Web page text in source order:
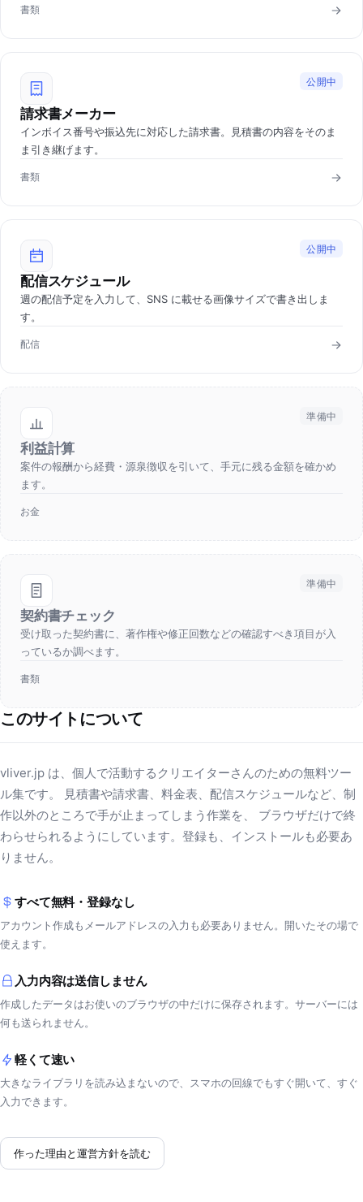
書類
公開中
請求書メーカー
インボイス番号や振込先に対応した請求書。見積書の内容をそのま
ま引き継げます。
書類
公開中
配信スケジュール
週の配信予定を入力して、SNS に載せる画像サイズで書き出しま
す。
配信
準備中
利益計算
案件の報酬から経費・源泉徴収を引いて、手元に残る金額を確かめ
ます。
お金
準備中
契約書チェック
受け取った契約書に、著作権や修正回数などの確認すべき項目が入
っているか調べます。
書類
このサイトについて
vliver.jp は、個人で活動するクリエイターさんのための無料ツー
ル集です。 見積書や請求書、料金表、配信スケジュールなど、制
作以外のところで手が止まってしまう作業を、 ブラウザだけで終
わらせられるようにしています。登録も、インストールも必要あ
りません。
すべて無料・登録なし
アカウント作成もメールアドレスの入力も必要ありません。開いたその場で
使えます。
入力内容は送信しません
作成したデータはお使いのブラウザの中だけに保存されます。サーバーには
何も送られません。
軽くて速い
大きなライブラリを読み込まないので、スマホの回線でもすぐ開いて、すぐ
入力できます。
作った理由と運営方針を読む